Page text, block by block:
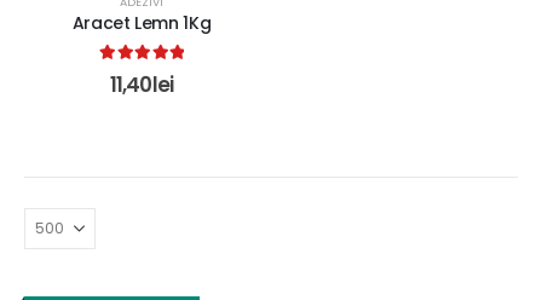
Aracet Lemn 1Kg
5.00 out of 5
11,40lei